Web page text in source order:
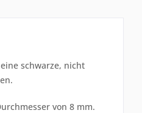
schwarze, nicht
von 8 mm.